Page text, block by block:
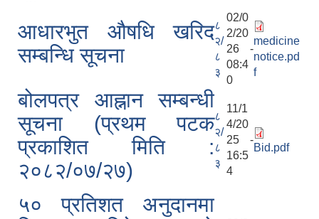
आधारभुत औषधि खरिद
सम्बन्धि सूचना
८
२/
८
३
02/0
2/20
26 -
08:4
0
medicine
notice.pd
f
बोलपत्र आह्नान सम्बन्धी
सूचना (प्रथम पटक
प्रकाशित मिति :
२०८२/०७/२७)
८
२/
८
३
11/1
4/20
25 -
16:5
4
Bid.pdf
५० प्रतिशत अनुदानमा